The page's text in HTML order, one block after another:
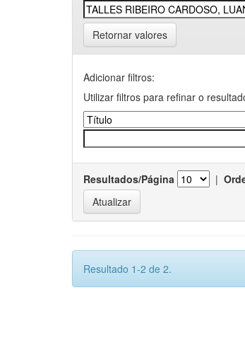
Retornar valores
Adicionar filtros:
Utilizar filtros para refinar o
Resultados/Página |
Resultado 1-2 de 2.